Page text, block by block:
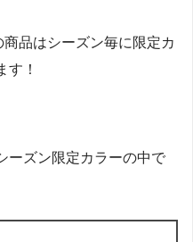
品はシーズン毎に限定カ
す！
ーズン限定カラーの中で